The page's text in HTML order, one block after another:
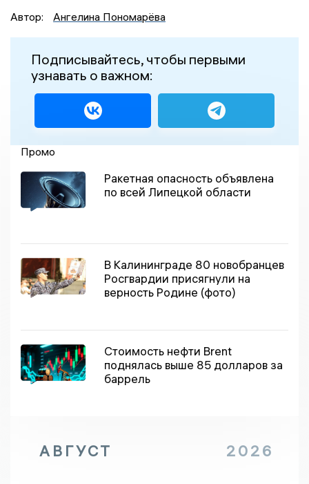
Автор:
Ангелина Пономарёва
Подписывайтесь, чтобы первыми
узнавать о важном:
Промо
Ракетная опасность объявлена
по всей Липецкой области
В Калининграде 80 новобранцев
Росгвардии присягнули на
верность Родине (фото)
Стоимость нефти Brent
поднялась выше 85 долларов за
баррель
АВГУСТ 2026